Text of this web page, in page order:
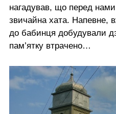
нагадував, що перед
звичайна хата. Напевне,
до бабинця добудували
пам’ятку втрачено…